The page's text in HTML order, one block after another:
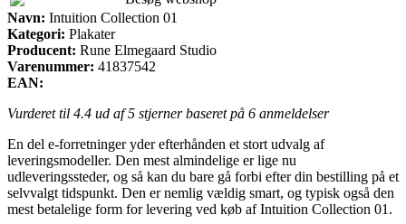
Navn: Intuition Collection 01
Kategori: Plakater
Producent: Rune Elmegaard Studio
Varenummer: 41837542
EAN:
Vurderet til 4.4 ud af 5 stjerner baseret på 6 anmeldelser
En del e-forretninger yder efterhånden et stort udvalg af
leveringsmodeller. Den mest almindelige er lige nu
udleveringssteder, og så kan du bare gå forbi efter din bestilling på et
selvvalgt tidspunkt. Den er nemlig vældig smart, og typisk også den
mest betalelige form for levering ved køb af Intuition Collection 01.